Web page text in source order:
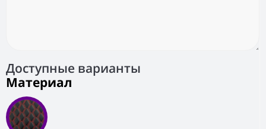
Доступные варианты
Материал